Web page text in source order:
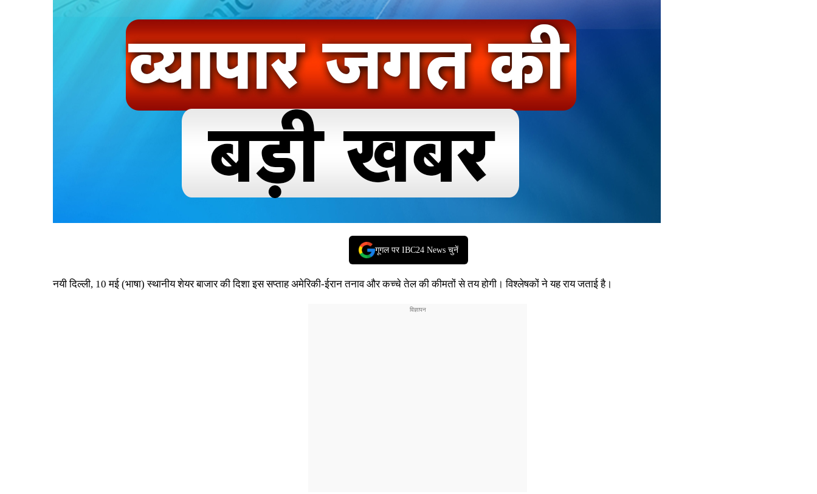
गूगल पर IBC24 News चुनें
नयी दिल्ली, 10 मई (भाषा) स्थानीय शेयर बाजार की दिशा इस सप्ताह अमेरिकी-ईरान तनाव और कच्चे तेल की कीमतों से तय होगी। विश्लेषकों ने यह राय जताई है।